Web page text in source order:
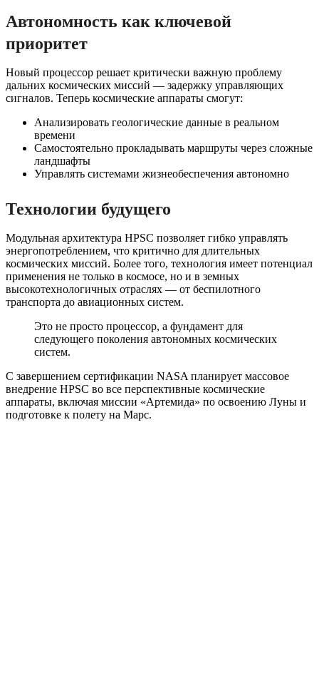
Автономность как ключевой
приоритет
Новый процессор решает критически важную проблему
дальних космических миссий — задержку управляющих
сигналов. Теперь космические аппараты смогут:
Анализировать геологические данные в реальном
времени
Самостоятельно прокладывать маршруты через сложные
ландшафты
Управлять системами жизнеобеспечения автономно
Технологии будущего
Модульная архитектура HPSC позволяет гибко управлять
энергопотреблением, что критично для длительных
космических миссий. Более того, технология имеет потенциал
применения не только в космосе, но и в земных
высокотехнологичных отраслях — от беспилотного
транспорта до авиационных систем.
Это не просто процессор, а фундамент для
следующего поколения автономных космических
систем.
С завершением сертификации NASA планирует массовое
внедрение HPSC во все перспективные космические
аппараты, включая миссии «Артемида» по освоению Луны и
подготовке к полету на Марс.